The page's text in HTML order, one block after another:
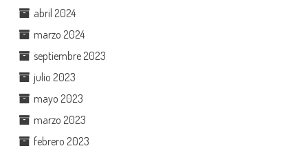
abril 2024
marzo 2024
septiembre 2023
julio 2023
mayo 2023
marzo 2023
febrero 2023